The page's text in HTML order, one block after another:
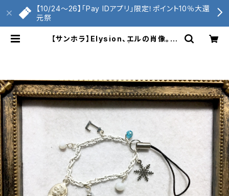
【10/24〜26】「Pay IDアプリ」限定！ポイント10％大還
元祭
【サンホラ】Elysion、エルの肖像。イ